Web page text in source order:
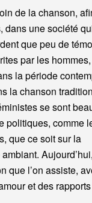
de la chanson,
dans une société
que peu de
par les
la période
la chanson
se sont
politiques, comme
que ce soit sur la
que l’on assiste,
et des